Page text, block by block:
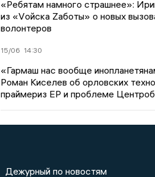
«Ребятам намного страшнее»:
из «Vойска Zаботы» о новых
волонтеров
15/06 14:30
«Гармаш нас вообще
Роман Киселев об орловских
праймериз ЕР и проблеме
Дежурный по новостям